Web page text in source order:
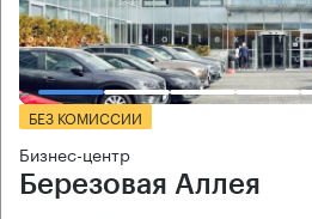
БЕЗ КОМИССИИ
Бизнес-центр
Березовая Аллея